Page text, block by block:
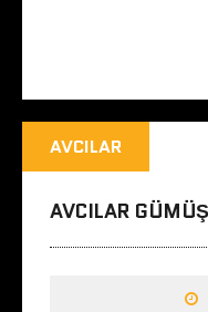
AVCILAR
AVCILAR